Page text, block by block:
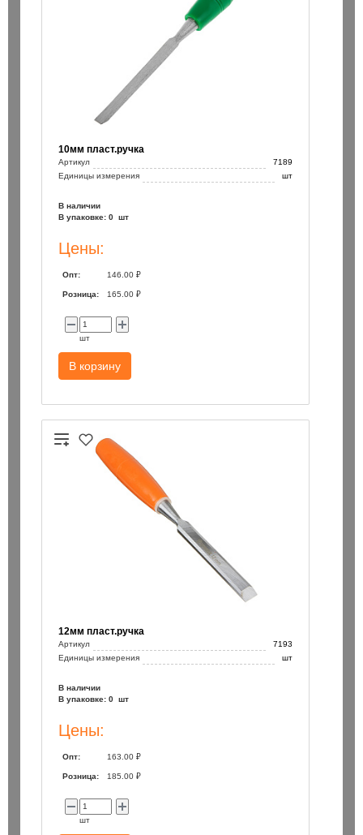
10мм пласт.ручка
Артикул
7189
Единицы измерения
шт
В наличии
В упаковке: 0 шт
Цены:
Опт: 146.00 ₽
Розница: 165.00 ₽
шт
В корзину
12мм пласт.ручка
Артикул
7193
Единицы измерения
шт
В наличии
В упаковке: 0 шт
Цены:
Опт: 163.00 ₽
Розница: 185.00 ₽
шт